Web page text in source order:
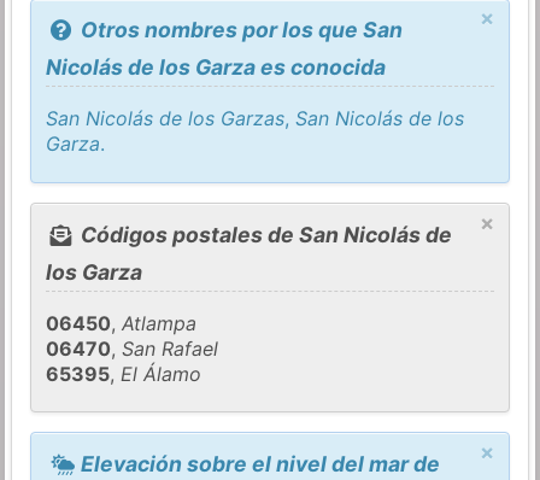
×
Otros nombres por los que San
Nicolás de los Garza es conocida
San Nicolás de los Garzas,San Nicolás de los
Garza.
×
Códigos postales de San Nicolás de
los Garza
06450,Atlampa
06470,San Rafael
65395, El Álamo
×
Elevación sobre el nivel del mar de